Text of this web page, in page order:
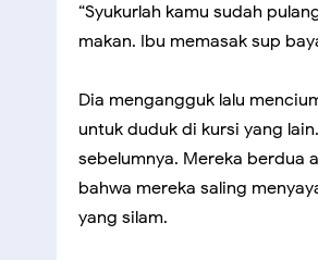
“Syukurlah kamu sudah
makan. Ibu memasak sup
Dia mengangguk lalu
untuk duduk di kursi yang
sebelumnya. Mereka berdua
bahwa mereka saling
yang silam.